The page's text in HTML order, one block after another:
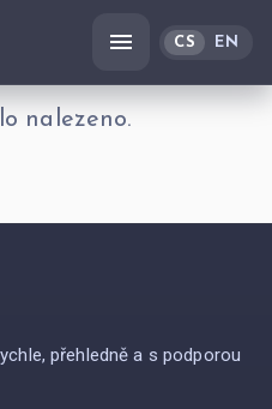
CS EN
nalezeno.
přehledně a s podporou